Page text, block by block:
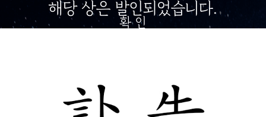
해당 상은 발인되었습니다.
확 인